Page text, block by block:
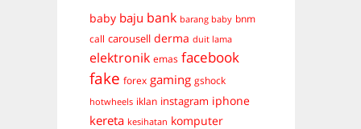
baby baju bank barang baby bnm
call carousell derma duit lama
elektronik emas facebook
fake forex gaming gshock
hotwheels iklan instagram iphone
kereta kesihatan komputer